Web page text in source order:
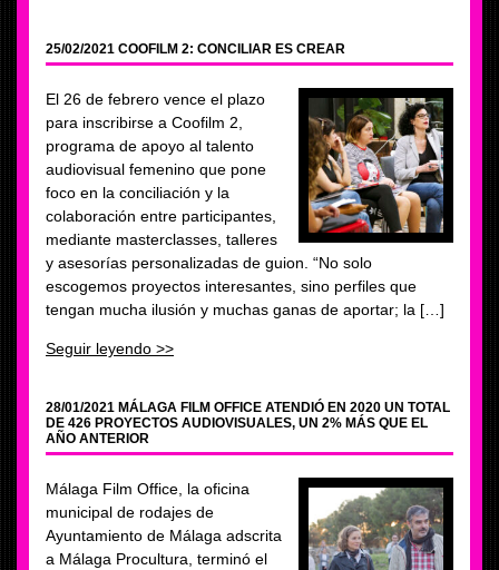
25/02/2021 COOFILM 2: CONCILIAR ES CREAR
El 26 de febrero vence el plazo
para inscribirse a Coofilm 2,
programa de apoyo al talento
audiovisual femenino que pone
foco en la conciliación y la
colaboración entre participantes,
mediante masterclasses, talleres
y asesorías personalizadas de guion. “No solo
escogemos proyectos interesantes, sino perfiles que
tengan mucha ilusión y muchas ganas de aportar; la […]
Seguir leyendo >>
28/01/2021 MÁLAGA FILM OFFICE ATENDIÓ EN 2020 UN TOTAL
DE 426 PROYECTOS AUDIOVISUALES, UN 2% MÁS QUE EL
AÑO ANTERIOR
Málaga Film Office, la oficina
municipal de rodajes de
Ayuntamiento de Málaga adscrita
a Málaga Procultura, terminó el